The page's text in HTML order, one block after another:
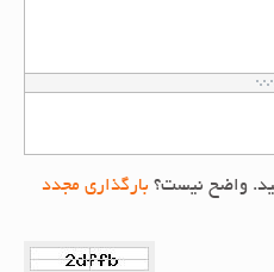
واضح نیست؟بارگذاری مجدد